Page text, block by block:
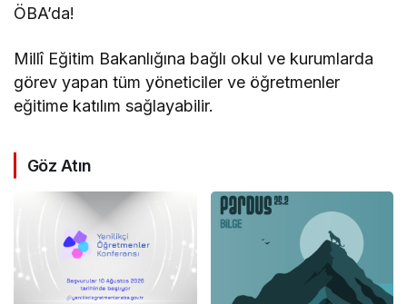
ÖBA’da!
Millî Eğitim Bakanlığına bağlı okul ve kurumlarda
görev yapan tüm yöneticiler ve öğretmenler
eğitime katılım sağlayabilir.
Göz Atın